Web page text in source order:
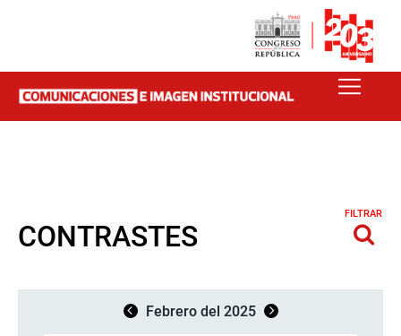
CONTRASTES
FILTRAR
Febrero del 2025